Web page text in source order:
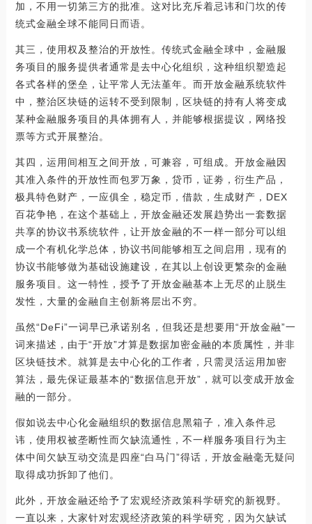
加，不用一切第三方的批准。这对比充斥着忌讳和门坎的传
统式金融全球不能同日而语。
其三，使用权及整治的开放性。传统式金融全球中，金融服
务项目的服务提供者通常是去中心化组织，这种组织塑造起
各式各样的堡垒，让平常人无法堇年。而开放金融系统软件
中，整治区块链的运转不受到限制，区块链的持有人将变成
某种金融服务项目的具体拥有人，并能够根据提议，网络投
票等方式开展整治。
其四，运用间相互之间开放，可兼容，可组成。开放金融因
其准入条件的开放性而包罗万象，贷币，证劵，衍生产品，
极具特色财产，一应俱全，稳定币，借款，生成财产，DEX
百花争艳，在这个基础上，开放金融还发展趋势出一套数据
共享的协议书系统软件，让开放金融的不一样一部分可以组
成一个有机化学总体，协议书间能够相互之间启用，现有的
协议书能够做为基础设施建设，在其以上创设更繁杂的金融
服务项目。这一特性，授予了开放金融基本上无尽的止脱生
发性，大量的金融自主创新将层出不穷。
虽然“DeFi”一词早已承诺别名，但我还是想要用“开放金融”一
词来描述，由于“开放”才算是数据加密金融的本质属性，并非
区块链技术。就算是去中心化的工作者，只需灵活运用加密
算法，最先保证最基本的“数据信息开放”，就可以变成开放金
融的一部分。
假如说去中心化金融组织的数据信息黑箱子，准入条件忌
讳，使用权被垄断性而欠缺流通性，不一样服务项目行为主
体中间欠缺互动交流是四座“白马门”得话，开放金融毫无疑问
取得成功拆卸了他们。
此外，开放金融还给予了宏观经济政策科学研究的新视野。
一直以来，大家针对宏观经济政策的科学研究，因为欠缺试